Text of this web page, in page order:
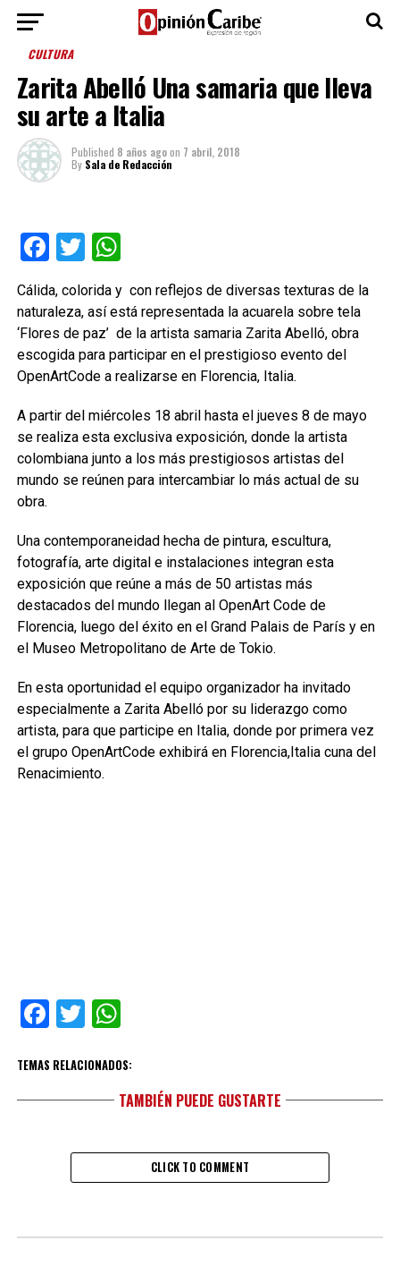
CULTURA
Zarita Abelló Una samaria que lleva
su arte a Italia
Published 8 años agoon 7 abril, 2018
By Sala de Redacción
Facebook
TwitterWhatsApp
Cálida, colorida y con reflejos de diversas texturas de la
naturaleza, así está representada la acuarela sobre tela
‘Flores de paz’ de la artista samaria Zarita Abelló, obra
escogida para participar en el prestigioso evento del
OpenArtCode a realizarse en Florencia, Italia.
A partir del miércoles 18 abril hasta el jueves 8 de mayo
se realiza esta exclusiva exposición, donde la artista
colombiana junto a los más prestigiosos artistas del
mundo se reúnen para intercambiar lo más actual de su
obra.
Una contemporaneidad hecha de pintura, escultura,
fotografía, arte digital e instalaciones integran esta
exposición que reúne a más de 50 artistas más
destacados del mundo llegan al OpenArt Code de
Florencia, luego del éxito en el Grand Palais de París y en
el Museo Metropolitano de Arte de Tokio.
En esta oportunidad el equipo organizador ha invitado
especialmente a Zarita Abelló por su liderazgo como
artista, para que participe en Italia, donde por primera vez
el grupo OpenArtCode exhibirá en Florencia,Italia cuna del
Renacimiento.
Facebook
TwitterWhatsApp
TEMAS RELACIONADOS:
TAMBIÉN PUEDE GUSTARTE
CLICK TO COMMENT